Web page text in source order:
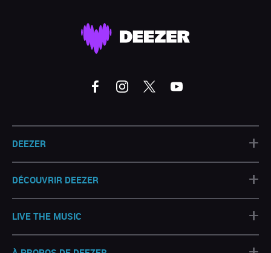
DEEZER +
DÉCOUVRIR DEEZER +
LIVE THE MUSIC +